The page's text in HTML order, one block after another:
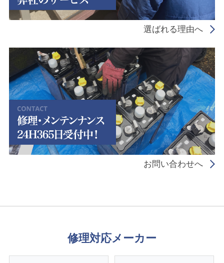
選ばれる理由へ
お問い合わせへ
修理対応メーカー